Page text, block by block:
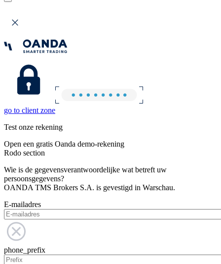
go to client zone
Test onze rekening
Open een gratis Oanda demo-rekening
Rodo section
Wie is de gegevensverantwoordelijke wat betreft uw
persoonsgegevens?
OANDA TMS Brokers S.A. is gevestigd in Warschau.
E-mailadres
phone_prefix